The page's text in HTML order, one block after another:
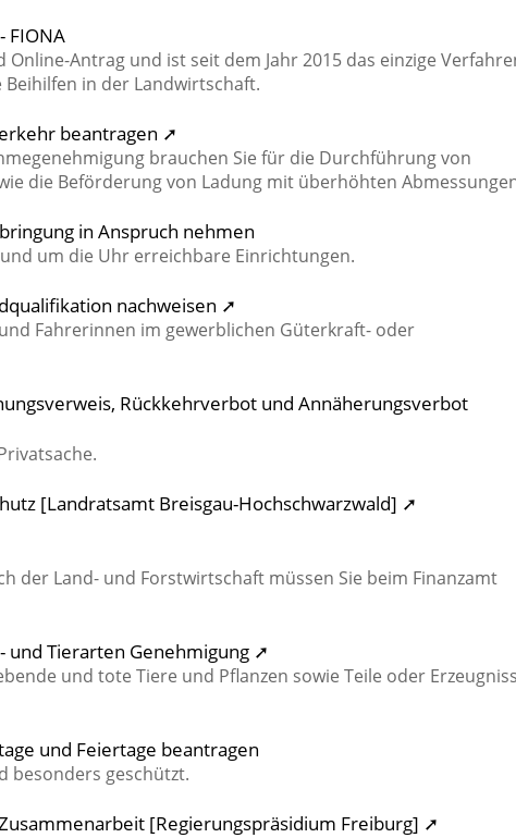
FIONA
Antrag und ist seit dem Jahr 2015 das einzige
in der Landwirtschaft.
beantragen ➚
brauchen Sie für die Durchführung von
die Beförderung von Ladung mit überhöhten
in Anspruch nehmen
um die Uhr erreichbare Einrichtungen.
nachweisen ➚
Fahrerinnen im gewerblichen Güterkraft- oder
Rückkehrverbot und Annäherungsverbot
[Landratsamt Breisgau-Hochschwarzwald] ➚
der Land- und Forstwirtschaft müssen Sie beim Finanzamt
und Tierarten Genehmigung ➚
und tote Tiere und Pflanzen sowie Teile oder
und Feiertage beantragen
besonders geschützt.
[Regierungspräsidium Freiburg] ➚